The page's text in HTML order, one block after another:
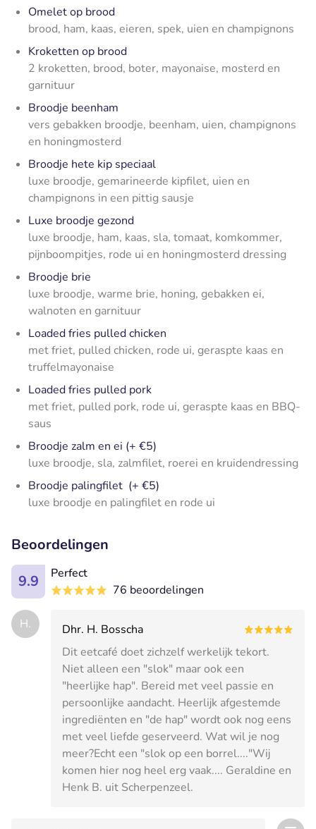
Omelet op brood
brood, ham, kaas, eieren, spek, uien en champignons
Kroketten op brood
2 kroketten, brood, boter, mayonaise, mosterd en
garnituur
Broodje beenham
vers gebakken broodje, beenham, uien, champignons
en honingmosterd
Broodje hete kip speciaal
luxe broodje, gemarineerde kipfilet, uien en
champignons in een pittig sausje
Luxe broodje gezond
luxe broodje, ham, kaas, sla, tomaat, komkommer,
pijnboompitjes, rode ui en honingmosterd dressing
Broodje brie
luxe broodje, warme brie, honing, gebakken ei,
walnoten en garnituur
Loaded fries pulled chicken
met friet, pulled chicken, rode ui, geraspte kaas en
truffelmayonaise
Loaded fries pulled pork
met friet, pulled pork, rode ui, geraspte kaas en BBQ-
saus
Broodje zalm en ei (+ €5)
luxe broodje, sla, zalmfilet, roerei en kruidendressing
Broodje palingfilet (+ €5)
luxe broodje en palingfilet en rode ui
Beoordelingen
9.9
Perfect
76 beoordelingen
H.
Dhr. H. Bosscha
Dit eetcafé doet zichzelf werkelijk tekort.
Niet alleen een "slok" maar ook een
"heerlijke hap". Bereid met veel passie en
persoonlijke aandacht. Heerlijk afgestemde
ingrediënten en "de hap" wordt ook nog eens
met veel liefde geserveerd. Wat wil je nog
meer?Echt een "slok op een borrel...."Wij
komen hier nog heel erg vaak.... Geraldine en
Henk B. uit Scherpenzeel.